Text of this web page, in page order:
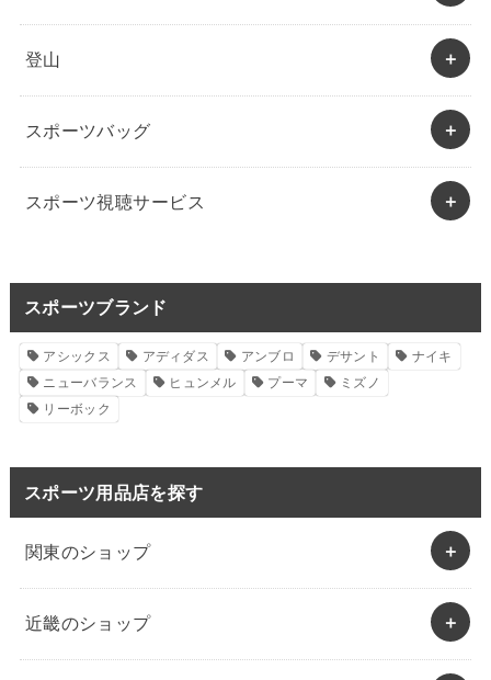
登山
スポーツバッグ
スポーツ視聴サービス
スポーツブランド
アシックス アディダス アンブロ デサント
ナイキ
ニューバランス
ヒュンメル プーマ
ミズノ
リーボック
スポーツ用品店を探す
関東のショップ
近畿のショップ